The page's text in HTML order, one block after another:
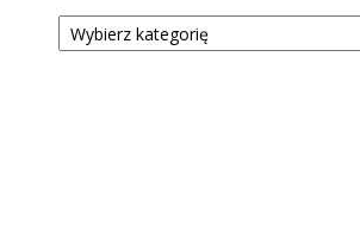
Kategorie